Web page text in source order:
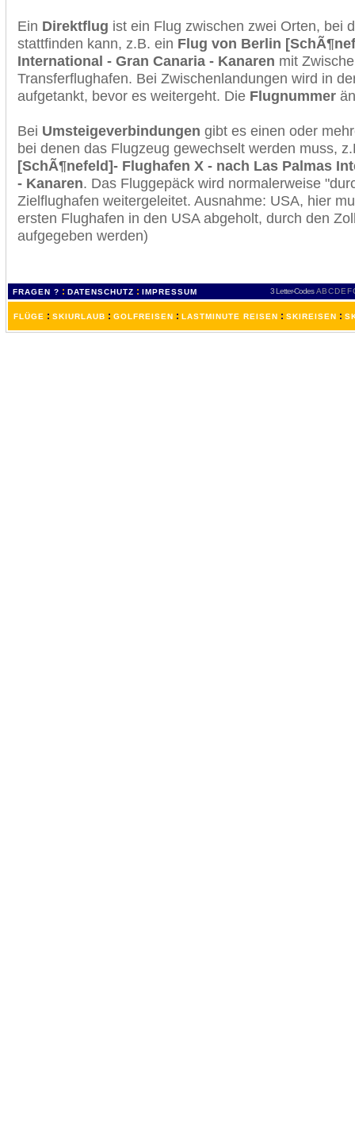
Ein Direktflug ist ein Flug zwischen zwei Orten, bei
stattfinden kann, z.B. ein Flug von Berlin
International - Gran Canaria - Kanaren mit
Transferflughafen. Bei Zwischenlandungen wird in
aufgetankt, bevor es weitergeht. Die Flugnummer
Bei Umsteigeverbindungen gibt es einen oder
bei denen das Flugzeug gewechselt werden muss,
[SchÃ¶nefeld]- Flughafen X - nach Las Palmas
- Kanaren. Das Fluggepäck wird normalerweise
Zielflughafen weitergeleitet. Ausnahme: USA, hier
ersten Flughafen in den USA abgeholt, durch den
aufgegeben werden)
FRAGEN ? : DATENSCHUTZ : IMPRESSUM 3 Letter-Codes ABCDEF
FLÜGE : SKIURLAUB : GOLFREISEN : LASTMINUTE REISEN : SKIREISEN :